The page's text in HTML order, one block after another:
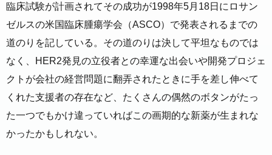
臨床試験が計画されてその成功が1998年5月18日にロサン
ゼルスの米国臨床腫瘍学会（ASCO）で発表されるまでの
道のりを記している。その道のりは決して平坦なものでは
なく、HER2発見の立役者との幸運な出会いや開発プロジェ
クトが会社の経営問題に翻弄されたときに手を差し伸べて
くれた支援者の存在など、たくさんの偶然のボタンがたっ
た一つでもかけ違っていればこの画期的な新薬が生まれな
かったかもしれない。